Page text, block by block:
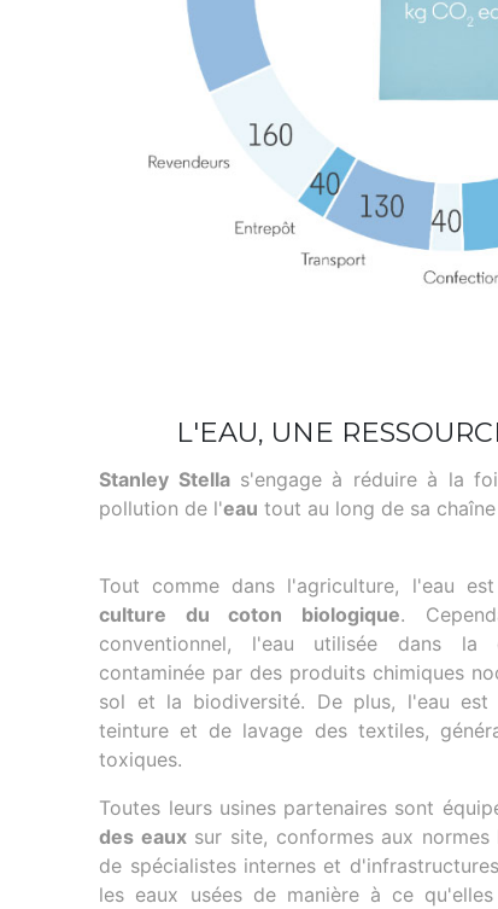
L'EAU, UNE
Stanley Stellas'engage à réduire à la
pollution de l'eau tout au long de sa
Tout comme dans l'agriculture, l'eau
culture du coton
biologique.
conventionnel, l'eau utilisée dans
contaminée par des produits chimiques
sol et la biodiversité. De plus, l'eau est
teinture et de lavage des textiles,
toxiques.
Toutes leurs usines partenaires sont
des eauxsur site, conformes aux normes
de spécialistes internes et
les eaux usées de manière à ce